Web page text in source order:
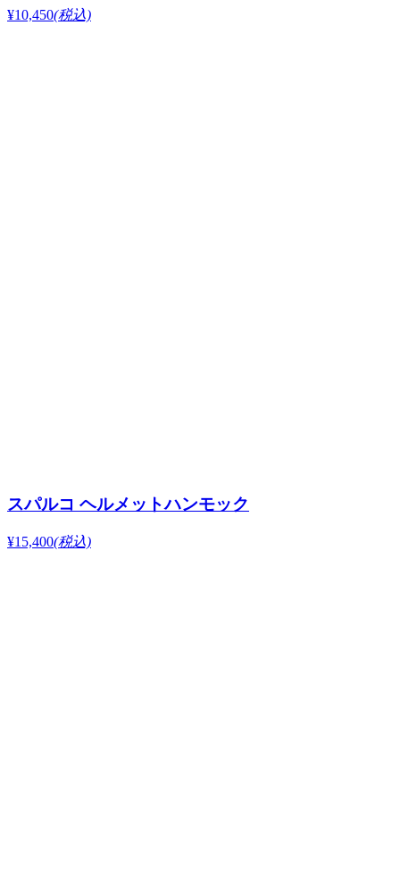
¥10,450(税込)
スパルコ ヘルメットハンモック
¥15,400(税込)